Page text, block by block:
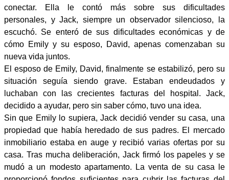
conectar. Ella le contó más sobre sus dificultades
personales, y Jack, siempre un observador silencioso, la
escuchó. Se enteró de sus dificultades económicas y de
cómo Emily y su esposo, David, apenas comenzaban su
nueva vida juntos.
El esposo de Emily, David, finalmente se estabilizó, pero su
situación seguía siendo grave. Estaban endeudados y
luchaban con las crecientes facturas del hospital. Jack,
decidido a ayudar, pero sin saber cómo, tuvo una idea.
Sin que Emily lo supiera, Jack decidió vender su casa, una
propiedad que había heredado de sus padres. El mercado
inmobiliario estaba en auge y recibió varias ofertas por su
casa. Tras mucha deliberación, Jack firmó los papeles y se
mudó a un modesto apartamento. La venta de su casa le